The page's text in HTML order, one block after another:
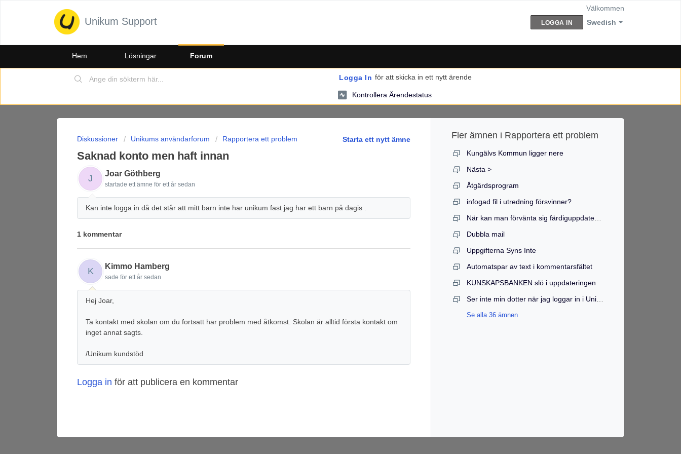
Unikum Support Swedish
Välkommen
LOGGA IN
Hem Lösningar Forum
Logga In för att skicka in ett nytt ärende
Kontrollera Ärendestatus
Starta ett nytt ämne
Diskussioner Unikums användarforum Rapportera ett problem
Saknad konto men haft innan
J Joar Göthberg
startade ett ämne för ett år sedan
Kan inte logga in då det står att mitt barn inte har unikum fast jag har ett barn på dagis .
1 kommentar
K Kimmo Hamberg
sade för ett år sedan
Hej Joar,
Ta kontakt med skolan om du fortsatt har problem med åtkomst. Skolan är alltid första kontakt om
inget annat sagts.
/Unikum kundstöd
Logga in för att publicera en kommentar
Fler ämnen i Rapportera ett problem
Kungälvs Kommun ligger nere
Nästa >
Åtgärdsprogram
infogad fil i utredning försvinner?
Dubbla mail
Uppgifterna Syns Inte
Automatspar av text i kommentarsfältet
KUNSKAPSBANKEN slö i uppdateringen
Se alla 36 ämnen